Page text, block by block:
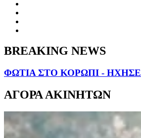
BREAKING NEWS
ΦΩΤΙΑ ΣΤΟ ΚΟΡΩΠΙ - ΗΧΗΣΕ
ΑΓΟΡΑ ΑΚΙΝΗΤΩΝ